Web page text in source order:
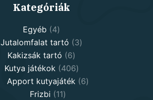
Kategóriák
Egyéb 44
products
Jutalomfalat tartó 33
Kakizsák tartó 66
products
Kutya játékok 406406
products
Apport kutyajáték 66
Frizbi 1111